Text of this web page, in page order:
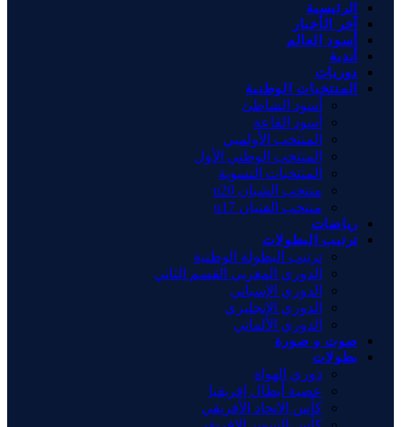
الرئيسية
آخر الأخبار
أسود العالم
أندية
دوريات
المنتخبات الوطنية
أسود الشاطئ
أسود القاعة
المنتخب الأولمبي
المنتخب الوطني الأول
المنتخبات النسوية
منتخب الشبان u20
منتخب الفتيان u17
رياضات
ترتيب البطولات
ترتيب البطولة الوطنية
الدوري المغربي القسم الثاني
الدوري الإسباني
الدوري الإنجليزي
الدوري الألماني
صوت و صورة
بطولات
دوري الهواة
عصبة أبطال إفريقيا
كأس الاتحاد الأفريقي